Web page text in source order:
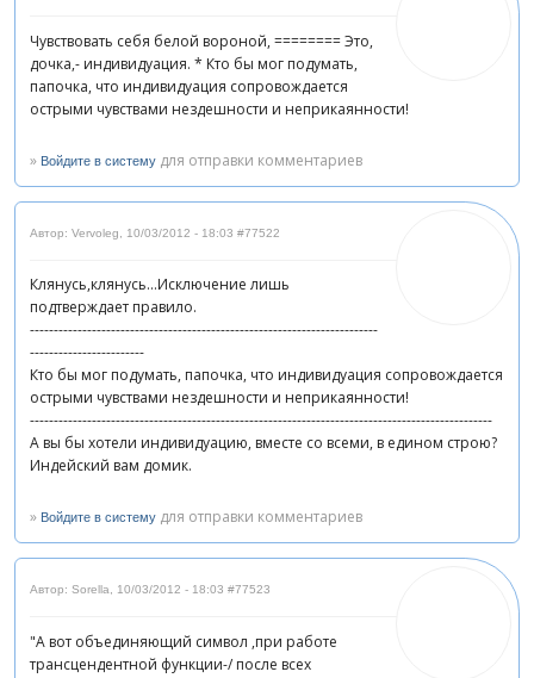
Чувствовать себя белой вороной, ======== Это,
дочка,- индивидуация. * Кто бы мог подумать,
папочка, что индивидуация сопровождается
острыми чувствами нездешности и неприкаянности!
» Войдите в систему для отправки комментариев
Автор: Vervoleg 10/03/2012 - 18:03 #77522
Клянусь,клянусь...Исключение лишь
подтверждает правило.
-------------------------------------------------------------------------
------------------------
Кто бы мог подумать, папочка, что индивидуация сопровождается
острыми чувствами нездешности и неприкаянности!
-------------------------------------------------------------------------------------------------
А вы бы хотели индивидуацию, вместе со всеми, в едином строю?
Индейский вам домик.
» Войдите в систему для отправки комментариев
Автор: Sorella 10/03/2012 - 18:03 #77523
"А вот объединяющий символ ,при работе
трансцендентной функции-/ после всех